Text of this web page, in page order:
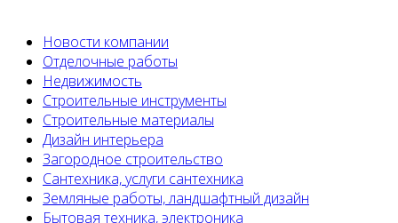
Новости компании
Отделочные работы
Недвижимость
Строительные инструменты
Строительные материалы
Дизайн интерьера
Загородное строительство
Сантехника, услуги сантехника
Земляные работы, ландшафтный дизайн
Бытовая техника, электроника